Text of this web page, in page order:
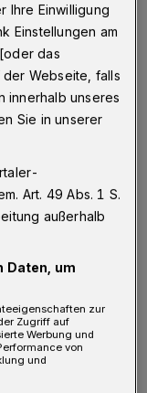
in
sofort, dass
in den
an die
Regelung
noch
in
(!)
pauschal.
Ihre Einwilligung
Einstellungen am
das
Webseite, falls
innerhalb unseres
Sie in unserer
Art. 49 Abs. 1 S.
außerhalb
Daten, um
zur
Zugriff auf
Werbung und
von
und